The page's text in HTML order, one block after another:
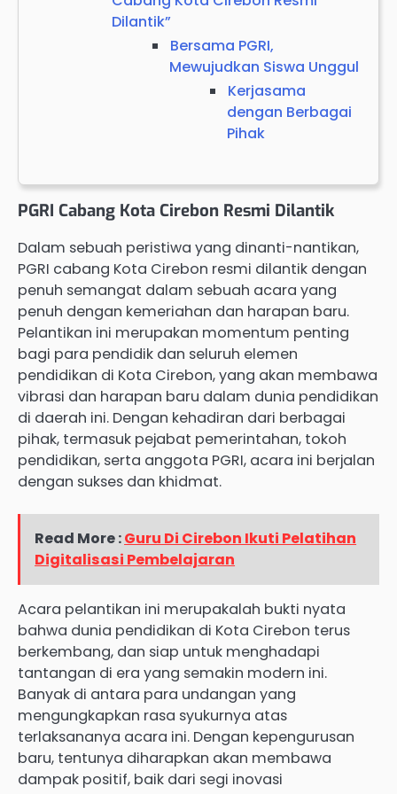
Dilantik”
Bersama PGRI,
Mewujudkan Siswa Unggul
Kerjasama
dengan Berbagai
Pihak
PGRI Cabang Kota Cirebon Resmi Dilantik
Dalam sebuah peristiwa yang dinanti-nantikan,
PGRI cabang Kota Cirebon resmi dilantik dengan
penuh semangat dalam sebuah acara yang
penuh dengan kemeriahan dan harapan baru.
Pelantikan ini merupakan momentum penting
bagi para pendidik dan seluruh elemen
pendidikan di Kota Cirebon, yang akan membawa
vibrasi dan harapan baru dalam dunia pendidikan
di daerah ini. Dengan kehadiran dari berbagai
pihak, termasuk pejabat pemerintahan, tokoh
pendidikan, serta anggota PGRI, acara ini berjalan
dengan sukses dan khidmat.
Read More :Guru Di Cirebon Ikuti Pelatihan
Digitalisasi Pembelajaran
Acara pelantikan ini merupakalah bukti nyata
bahwa dunia pendidikan di Kota Cirebon terus
berkembang, dan siap untuk menghadapi
tantangan di era yang semakin modern ini.
Banyak di antara para undangan yang
mengungkapkan rasa syukurnya atas
terlaksananya acara ini. Dengan kepengurusan
baru, tentunya diharapkan akan membawa
dampak positif, baik dari segi inovasi